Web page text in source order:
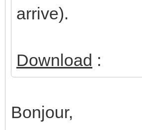
arrive).
Download :
Bonjour,